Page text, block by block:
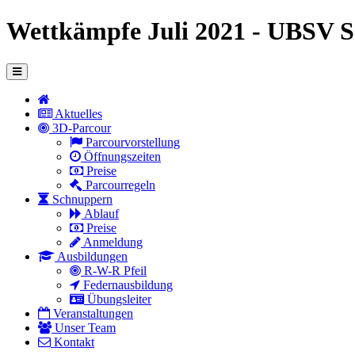
Wettkämpfe Juli 2021 - UBSV
Aktuelles
3D-Parcour
Parcourvorstellung
Öffnungszeiten
Preise
Parcourregeln
Schnuppern
Ablauf
Preise
Anmeldung
Ausbildungen
R-W-R Pfeil
Federnausbildung
Übungsleiter
Veranstaltungen
Unser Team
Kontakt